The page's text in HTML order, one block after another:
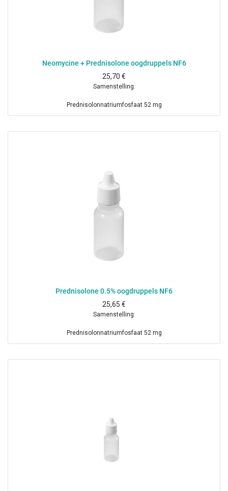
Neomycine + Prednisolone oogdruppels NF6
25,70 €
Samenstelling:
Prednisolonnatriumfosfaat 52 mg
Neomycinesulfaat 50 mg
Borax 0.125g
Prednisolone 0.5% oogdruppels NF6
25,65 €
Samenstelling:
Prednisolonnatriumfosfaat 52 mg
Boorzuur 0.12 g
Dinatriumedetaat 4 mg